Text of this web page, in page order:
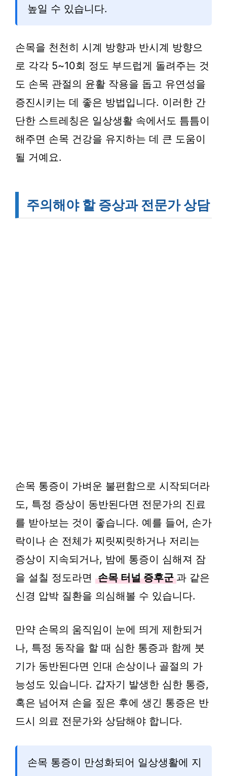
높일 수 있습니다.
손목을 천천히 시계 방향과 반시계 방향으
로 각각 5~10회 정도 부드럽게 돌려주는 것
도 손목 관절의 윤활 작용을 돕고 유연성을
증진시키는 데 좋은 방법입니다. 이러한 간
단한 스트레칭은 일상생활 속에서도 틈틈이
해주면 손목 건강을 유지하는 데 큰 도움이
될 거예요.
주의해야 할 증상과 전문가 상담
손목 통증이 가벼운 불편함으로 시작되더라
도, 특정 증상이 동반된다면 전문가의 진료
를 받아보는 것이 좋습니다. 예를 들어, 손가
락이나 손 전체가 찌릿찌릿하거나 저리는
증상이 지속되거나, 밤에 통증이 심해져 잠
을 설칠 정도라면 손목 터널 증후군 과 같은
신경 압박 질환을 의심해볼 수 있습니다.
만약 손목의 움직임이 눈에 띄게 제한되거
나, 특정 동작을 할 때 심한 통증과 함께 붓
기가 동반된다면 인대 손상이나 골절의 가
능성도 있습니다. 갑자기 발생한 심한 통증,
혹은 넘어져 손을 짚은 후에 생긴 통증은 반
드시 의료 전문가와 상담해야 합니다.
손목 통증이 만성화되어 일상생활에 지